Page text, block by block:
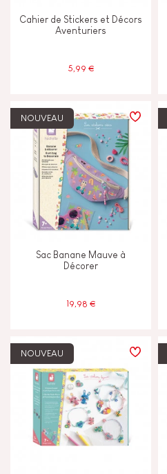
Cahier de Stickers et Décors
Aventuriers
5,99 €
NOUVEAU
Sac Banane Mauve à
Décorer
19,98 €
NOUVEAU